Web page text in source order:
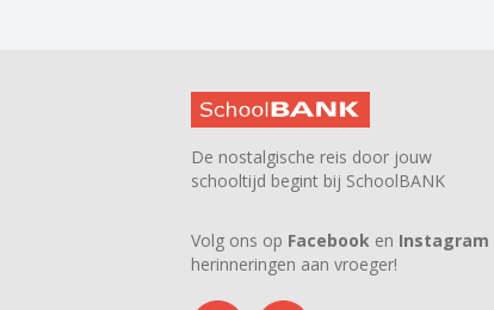
De nostalgische reis door jouw
schooltijd begint bij SchoolBANK
Volg ons op Facebook en Instagram
herinneringen aan vroeger!